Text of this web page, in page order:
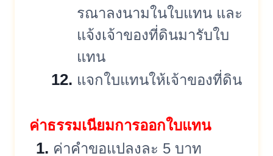
รณาลงนามในใบแทน และ
แจ้งเจ้าของที่ดินมารับใบ
แทน
แจกใบแทนให้เจ้าของที่ดิน
ค่าธรรมเนียมการออกใบแทน
ค่าคำขอแปลงละ 5 บาท